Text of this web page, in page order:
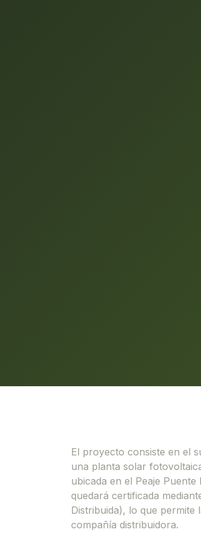
El proyecto consiste en el
una planta solar
ubicada en el Peaje
quedará certificada
Distribuida), lo que permite
compañía distribuidora.